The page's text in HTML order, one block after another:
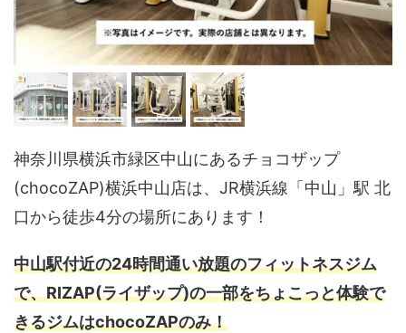
神奈川県横浜市緑区中山にあるチョコザップ
(chocoZAP)横浜中山店は、JR横浜線「中山」駅 北
口から徒歩4分の場所にあります！
中山駅付近の24時間通い放題のフィットネスジム
で、RIZAP(ライザップ)の一部をちょこっと体験で
きるジムはchocoZAPのみ！